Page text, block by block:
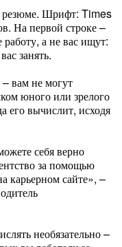
резюме. Шрифт: Times
На первой строке –
а не вас ищут:
занять.
вам не могут
юного или зрелого
его вычислит, исходя
себя верно
за помощью
карьерном сайте», –
необязательно –